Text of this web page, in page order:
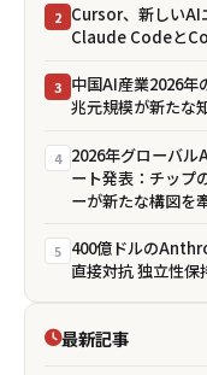
2 Cursor、新しいAI
Claude Codeと
3 中国AI産業2026年
兆元規模が新たな
4 2026年グローバル
ート発表：チップ
ーが新たな構図を
5 400億ドルの
直接対抗 独立性
最新記事